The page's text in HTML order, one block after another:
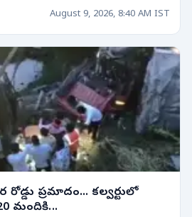
August 9, 2026, 8:40 AM IST
రోడ్డు ప్రమాదం... కల్వర్టులో
మందికి...